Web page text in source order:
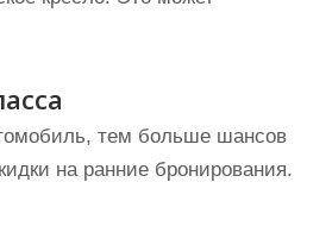
тем больше шансов
на ранние бронирования.